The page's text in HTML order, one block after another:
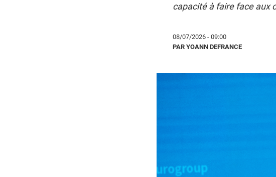
capacité à faire face aux
08/07/2026 - 09:00
PAR YOANN DEFRANCE